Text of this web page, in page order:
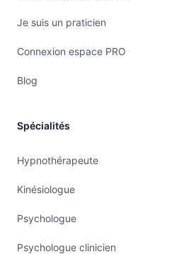
Je suis un praticien
Connexion espace PRO
Blog
Spécialités
Hypnothérapeute
Kinésiologue
Psychologue
Psychologue clinicien